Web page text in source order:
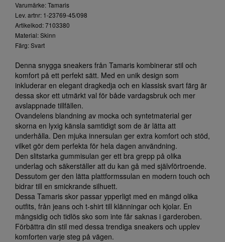
Varumärke: Tamaris
Lev. artnr: 1-23769-45/098
Artikelkod: 7103380
Material: Skinn
Färg: Svart
Denna snygga sneakers från Tamaris kombinerar stil och
komfort på ett perfekt sätt. Med en unik design som
inkluderar en elegant dragkedja och en klassisk svart färg är
dessa skor ett utmärkt val för både vardagsbruk och mer
avslappnade tillfällen.
Ovandelens blandning av mocka och syntetmaterial ger
skorna en lyxig känsla samtidigt som de är lätta att
underhålla. Den mjuka innersulan ger extra komfort och stöd,
vilket gör dem perfekta för hela dagen användning.
Den slitstarka gummisulan ger ett bra grepp på olika
underlag och säkerställer att du kan gå med självförtroende.
Dessutom ger den lätta plattformssulan en modern touch och
bidrar till en smickrande silhuett.
Dessa Tamaris skor passar ypperligt med en mängd olika
outfits, från jeans och t-shirt till klänningar och kjolar. En
mångsidig och tidlös sko som inte får saknas i garderoben.
Förbättra din stil med dessa trendiga sneakers och upplev
komforten varje steg på vägen.